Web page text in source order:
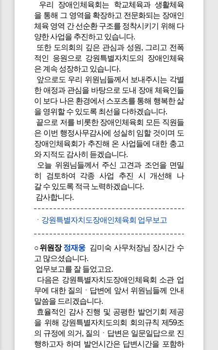
우리 장애인체육회는 학교체육과 생활체육
을 통해 그 영역을 확장하고 전문화되는 장애인
체육 영역 간 선순환 구조를 정착시키기 위해 다
양한 사업을 추진하고 있습니다.
또한 도의회의 깊은 관심과 성원, 그리고 전폭
적인 응원으로 강원특별자치도의 장애인체육
은 계속 성장하고 있습니다.
앞으로도 우리 위원님들께서 보내주시는 각별
한 애정과 관심을 바탕으로 도내 장애 체육인들
이 보다 나은 환경에서 스포츠를 통해 행복한 삶
을 영위할 수 있도록 최선을 다하겠습니다.
끝으로 저를 비롯한 장애인체육회 모든 직원들
은 이번 행정사무감사에 성실히 임할 것이며 도
장애인체육회가 추진해 온 사업들에 대한 충고
와 지적도 감사히 듣겠습니다.
오늘 위원님들께서 주신 고견과 조언을 면밀
히 검토하여 각종 사업 추진 시 개선해 나
갈 수 있도록 적극 노력하겠습니다.
감사합니다.
ㆍ강원특별자치도장애인체육회 업무보고
○위원장정재웅김미숙 사무처장님 장시간 수
고 많으셨습니다.
업무보고를 잘 들었고요.
다음은 강원특별자치도장애인체육회 소관 업
무에 대한 질의ㆍ답변에 앞서 위원님들께 안내
말씀을 드리겠습니다.
효율적인 감사 진행 및 공평한 발언기회 제공
을 위해 강원특별자치도의회 회의규칙 제59조
의 규정에 의거, 질의ㆍ답변은 일문일답으로 진
행하고자 하며 발언시간은 답변시간을 포함하